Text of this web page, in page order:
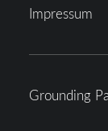
Impressum
Grounding